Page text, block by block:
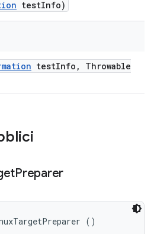
testInfo)
testInfo ,
Throwable
Preparer
()